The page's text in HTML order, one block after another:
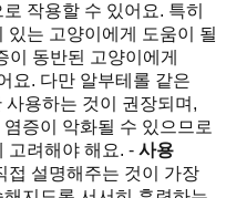
작용할 수 있어요. 특히
있는 고양이에게 도움이 될
이 동반된 고양이에게
요. 다만 알부테롤 같은
용하는 것이 권장되며,
증이 악화될 수 있으므로
고려해야 해요. - 사용
접 설명해주는 것이 가장